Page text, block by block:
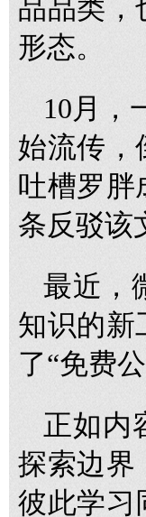
品品类，
形态。
10月，
始流传，
吐槽罗胖
条反驳该
最近，
知识的新
了“免费
正如内
探索边界
彼此学习